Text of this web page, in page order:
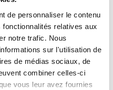
de personnaliser le contenu
relatives aux
notre trafic. Nous
sur l'utilisation de
de médias sociaux, de
combiner celles-ci
vous leur avez fournies